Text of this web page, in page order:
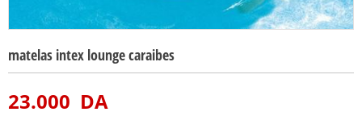
matelas intex lounge caraibes
23.000 DA